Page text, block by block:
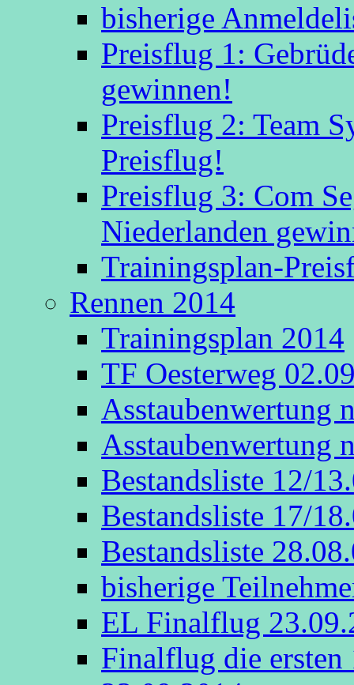
bisherige
Preisflug 1:
gewinnen!
Preisflug 2: Team
Preisflug!
Preisflug 3: Com
Niederlanden
Trainingsplan-
Rennen 2014
Trainingsplan 2014
TF Oesterweg
Asstaubenwertung
Asstaubenwertung
Bestandsliste 12/
Bestandsliste 17/
Bestandsliste
bisherige
EL Finalflug
Finalflug die ersten